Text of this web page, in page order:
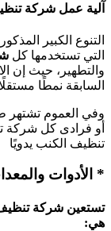
آلية عمل شركة
التنوع الكبير
التي تستخدمها كل
والتطهير، حيث إن
السابقة نمطًا
وفي العموم تشتهر
أو فرادى كل شركة
تنظيف الكنب يدويًا
* الأدوات
تستعين شركة تنظيف
هي: